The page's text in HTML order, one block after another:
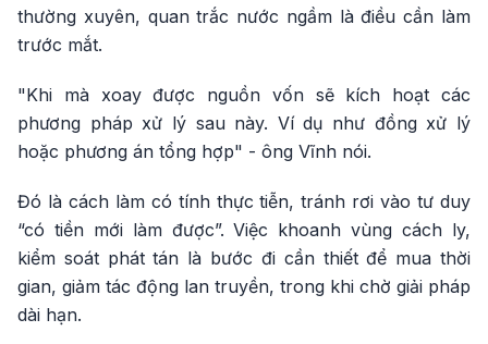
thường xuyên, quan trắc nước ngầm là điều cần làm
trước mắt.
"Khi mà xoay được nguồn vốn sẽ kích hoạt các
phương pháp xử lý sau này. Ví dụ như đồng xử lý
hoặc phương án tổng hợp" - ông Vĩnh nói.
Đó là cách làm có tính thực tiễn, tránh rơi vào tư duy
“có tiền mới làm được”. Việc khoanh vùng cách ly,
kiểm soát phát tán là bước đi cần thiết để mua thời
gian, giảm tác động lan truyền, trong khi chờ giải pháp
dài hạn.